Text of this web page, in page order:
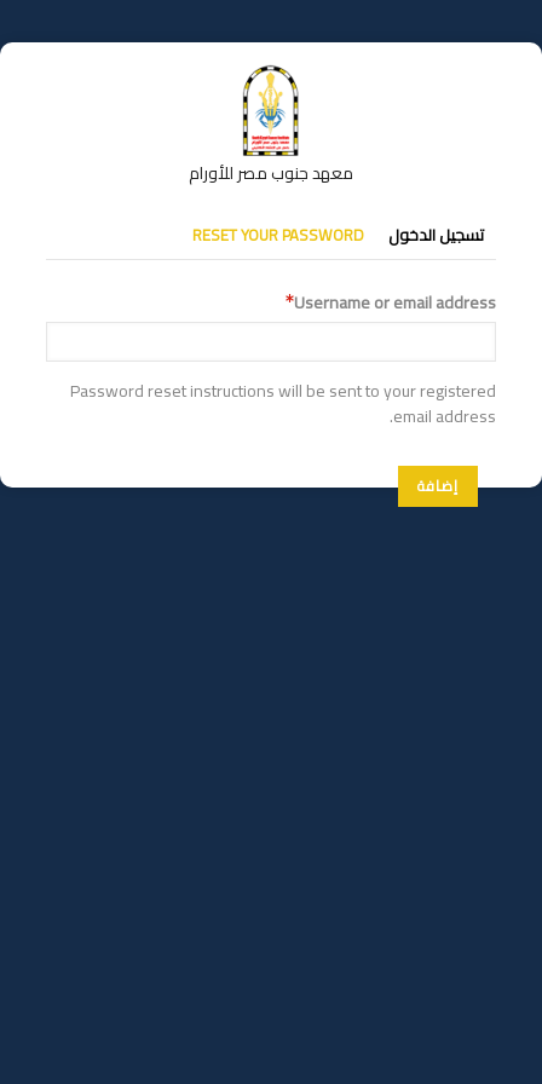
إلى
المحتوى
معهد جنوب مصر للأورام
التبويبات
الأساسية
تسجيل الدخول RESET YOUR PASSWORD
Username or email address
Password reset instructions will be sent to your registered
email address.